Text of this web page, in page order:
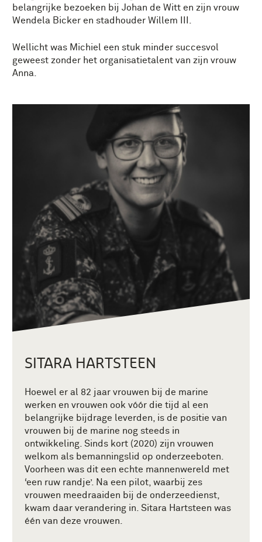
belangrijke bezoeken bij Johan de Witt en zijn vrouw
Wendela Bicker en stadhouder Willem III.
Wellicht was Michiel een stuk minder succesvol
geweest zonder het organisatietalent van zijn vrouw
Anna.
SITARA HARTSTEEN
Hoewel er al 82 jaar vrouwen bij de marine
werken en vrouwen ook vóór die tijd al een
belangrijke bijdrage leverden, is de positie van
vrouwen bij de marine nog steeds in
ontwikkeling. Sinds kort (2020) zijn vrouwen
welkom als bemanningslid op onderzeeboten.
Voorheen was dit een echte mannenwereld met
‘een ruw randje’. Na een pilot, waarbij zes
vrouwen meedraaiden bij de onderzeedienst,
kwam daar verandering in. Sitara Hartsteen was
één van deze vrouwen.